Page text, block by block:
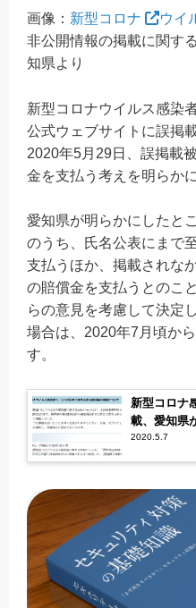
画像： 新型コロナ ウイ
非公開情報の掲載に関す
知県より
新型コロナウイルス感染
公式ウェブサイトに誤掲
2020年5月29日、誤掲載
金を支払う考えを明らか
愛知県が明らかにしたと
のうち、氏名公表にまで
支払うほか、掲載されな
の賠償金を支払うとのこ
らの意見を考慮して決定
場合は、2020年7月頃か
す。
新型コロナ
載、愛知県
2020.5.7